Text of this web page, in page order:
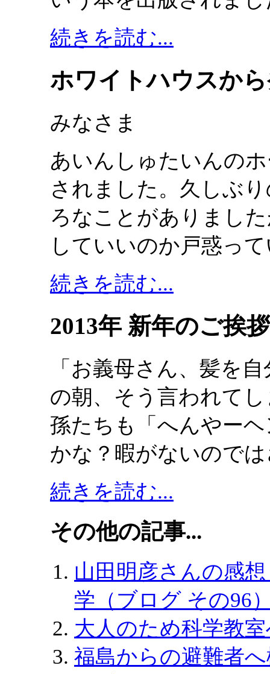
続きを読む...
ホワイトハウスか
みなさま
あいんしゅたいんの
されました。久しぶ
ろなことがありまし
していいのか戸惑っ
続きを読む...
2013年 新年のご挨
「お義母さん、髪を
の朝、そう言われて
孫たちも「へんやー
かな？暇がないので
続きを読む...
その他の記事...
山田明彦さんの感
学（ブログ その96
大人のため科学教
福島からの避難者